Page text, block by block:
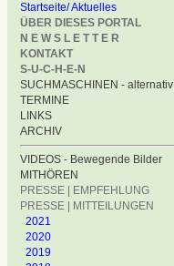
Startseite/ Aktuelles
ÜBER DIESES PORTAL
N E W S L E T T E R
KONTAKT
S-U-C-H-E-N
SUCHMASCHINEN - alternativ
TERMINE
LINKS
ARCHIV
VIDEOS - Bewegende Bilder
MITHÖREN
PRESSE | EMPFEHLUNG
PRESSE | MITTEILUNGEN
2021
2020
2019